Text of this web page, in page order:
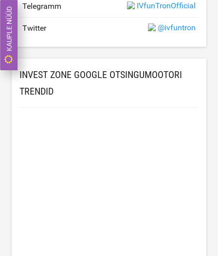
Telegramm IVfunTronOfficial
Twitter @ivfuntron
INVEST ZONE GOOGLE OTSINGUMOOTORI
TRENDID
KAUPLE NÜÜD